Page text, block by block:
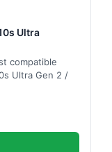
Ultra
compatible
Ultra Gen 2 /